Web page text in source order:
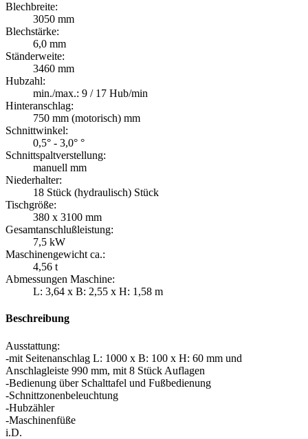
Blechbreite:
3050 mm
Blechstärke:
6,0 mm
Ständerweite:
3460 mm
Hubzahl:
min./max.: 9 / 17 Hub/min
Hinteranschlag:
750 mm (motorisch) mm
Schnittwinkel:
0,5° - 3,0° °
Schnittspaltverstellung:
manuell mm
Niederhalter:
18 Stück (hydraulisch) Stück
Tischgröße:
380 x 3100 mm
Gesamtanschlußleistung:
7,5 kW
Maschinengewicht ca.:
4,56 t
Abmessungen Maschine:
L: 3,64 x B: 2,55 x H: 1,58 m
Beschreibung
Ausstattung:
-mit Seitenanschlag L: 1000 x B: 100 x H: 60 mm und
Anschlagleiste 990 mm, mit 8 Stück Auflagen
-Bedienung über Schalttafel und Fußbedienung
-Schnittzonenbeleuchtung
-Hubzähler
-Maschinenfüße
i.D.